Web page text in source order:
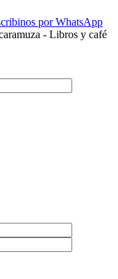
por WhatsApp
- Libros y café